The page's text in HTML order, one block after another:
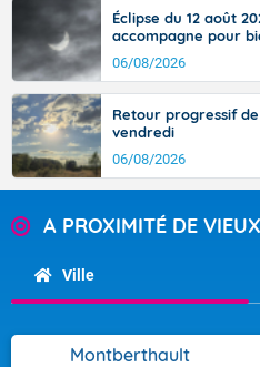
Éclipse du 12 août
accompagne pour
06/08/2026
Retour progressif
vendredi
06/08/2026
A PROXIMITÉ DE
Ville
Montberthault